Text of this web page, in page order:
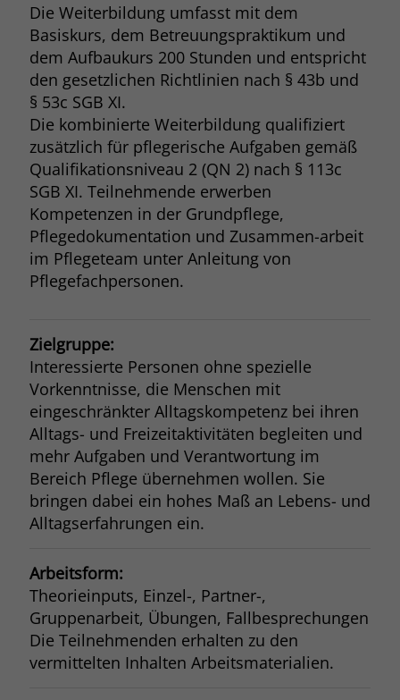
Die Weiterbildung umfasst mit dem
Basiskurs, dem Betreuungspraktikum und
dem Aufbaukurs 200 Stunden und entspricht
den gesetzlichen Richtlinien nach § 43b und
§ 53c SGB XI.
Die kombinierte Weiterbildung qualifiziert
zusätzlich für pflegerische Aufgaben gemäß
Qualifikationsniveau 2 (QN 2) nach § 113c
SGB XI. Teilnehmende erwerben
Kompetenzen in der Grundpflege,
Pflegedokumentation und Zusammen-arbeit
im Pflegeteam unter Anleitung von
Pflegefachpersonen.
Zielgruppe:
Interessierte Personen ohne spezielle
Vorkenntnisse, die Menschen mit
eingeschränkter Alltagskompetenz bei ihren
Alltags- und Freizeitaktivitäten begleiten und
mehr Aufgaben und Verantwortung im
Bereich Pflege übernehmen wollen. Sie
bringen dabei ein hohes Maß an Lebens- und
Alltagserfahrungen ein.
Arbeitsform:
Theorieinputs, Einzel-, Partner-,
Gruppenarbeit, Übungen, Fallbesprechungen
Die Teilnehmenden erhalten zu den
vermittelten Inhalten Arbeitsmaterialien.